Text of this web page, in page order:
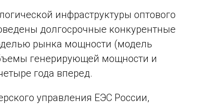
инфраструктуры оптового
долгосрочные конкурентные
рынка мощности (модель
генерирующей мощности и
года вперед.
управления ЕЭС России,